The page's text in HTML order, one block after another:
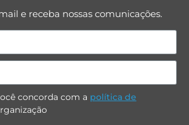
e receba nossas comunicações.
concorda com a política de